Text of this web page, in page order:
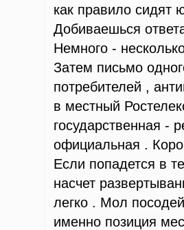
как правило сидят
Добиваешься
Немного -
Затем письмо
потребителей ,
в местный
государственная -
официальная .
Если попадется в
насчет
легко . Мол
именно позиция